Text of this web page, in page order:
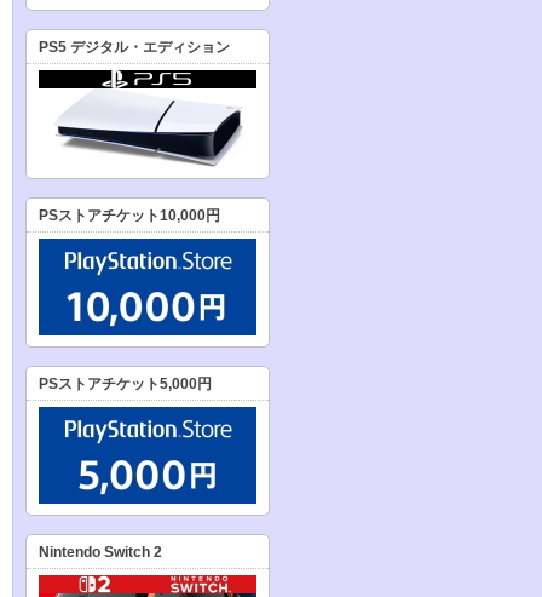
PS5 デジタル・エディション
PSストアチケット10,000円
PSストアチケット5,000円
Nintendo Switch 2